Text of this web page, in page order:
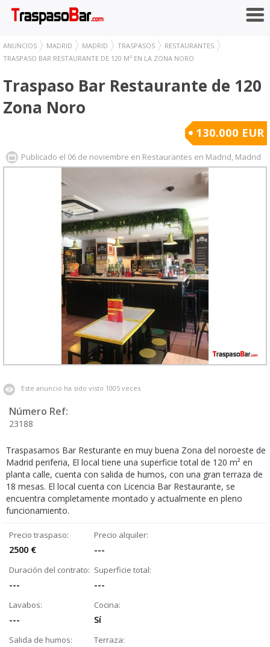
ANUNCIOS MADRID MADRID TRASPASOS
RESTAURANTES
TRASPASO BAR RESTAURANTE DE 120 M² EN LA ZONA NORO
Traspaso Bar Restaurante de 120
Zona Noro
130.000 EUR
Publicado el 06 de noviembre en Restaurantes en Madrid, Madrid
Este anuncio ha sido visto 1005 veces
Número Ref:
23188
Traspasamos Bar Resturante en muy buena Zona del noroeste de
Madrid periferia, El local tiene una superficie total de 120 m² en
planta calle, cuenta con salida de humos, con una gran terraza de
18 mesas. El local cuenta con Licencia Bar Restaurante, se
encuentra completamente montado y actualmente en pleno
funcionamiento.
Precio traspaso:
2500 €
Precio alquiler:
---
Duración del contrato:
---
Superficie total:
---
Lavabos:
---
Cocina:
Sí
Salida de humos: Terraza: